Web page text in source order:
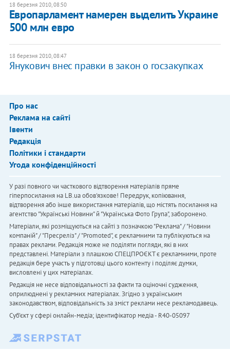
18 березня 2010, 08:50
Европарламент намерен выделить Украине
500 млн евро
18 березня 2010, 08:47
Янукович внес правки в закон о госзакупках
Про нас
Реклама на сайті
Івенти
Редакція
Політики і стандарти
Угода конфіденційності
У разі повного чи часткового відтворення матеріалів пряме
гіперпосилання на LB.ua обов'язкове! Передрук, копіювання,
відтворення або інше використання матеріалів, що містять посилання на
агентство "Українськi Новини" й "Українська Фото Група", заборонено.
Матеріали, які розміщуються на сайті з позначкою "Реклама" / "Новини
компаній" / "Пресреліз" / "Promoted", є рекламними та публікуються на
правах реклами. Редакція може не поділяти погляди, які в них
представлені. Матеріали з плашкою СПЕЦПРОЄКТ є рекламними, проте
редакція бере участь у підготовці цього контенту і поділяє думки,
висловлені у цих матеріалах.
Редакція не несе відповідальності за факти та оціночні судження,
оприлюднені у рекламних матеріалах. Згідно з українським
законодавством, відповідальність за зміст реклами несе рекламодавець.
Cуб'єкт у сфері онлайн-медіа; ідентифікатор медіа - R40-05097